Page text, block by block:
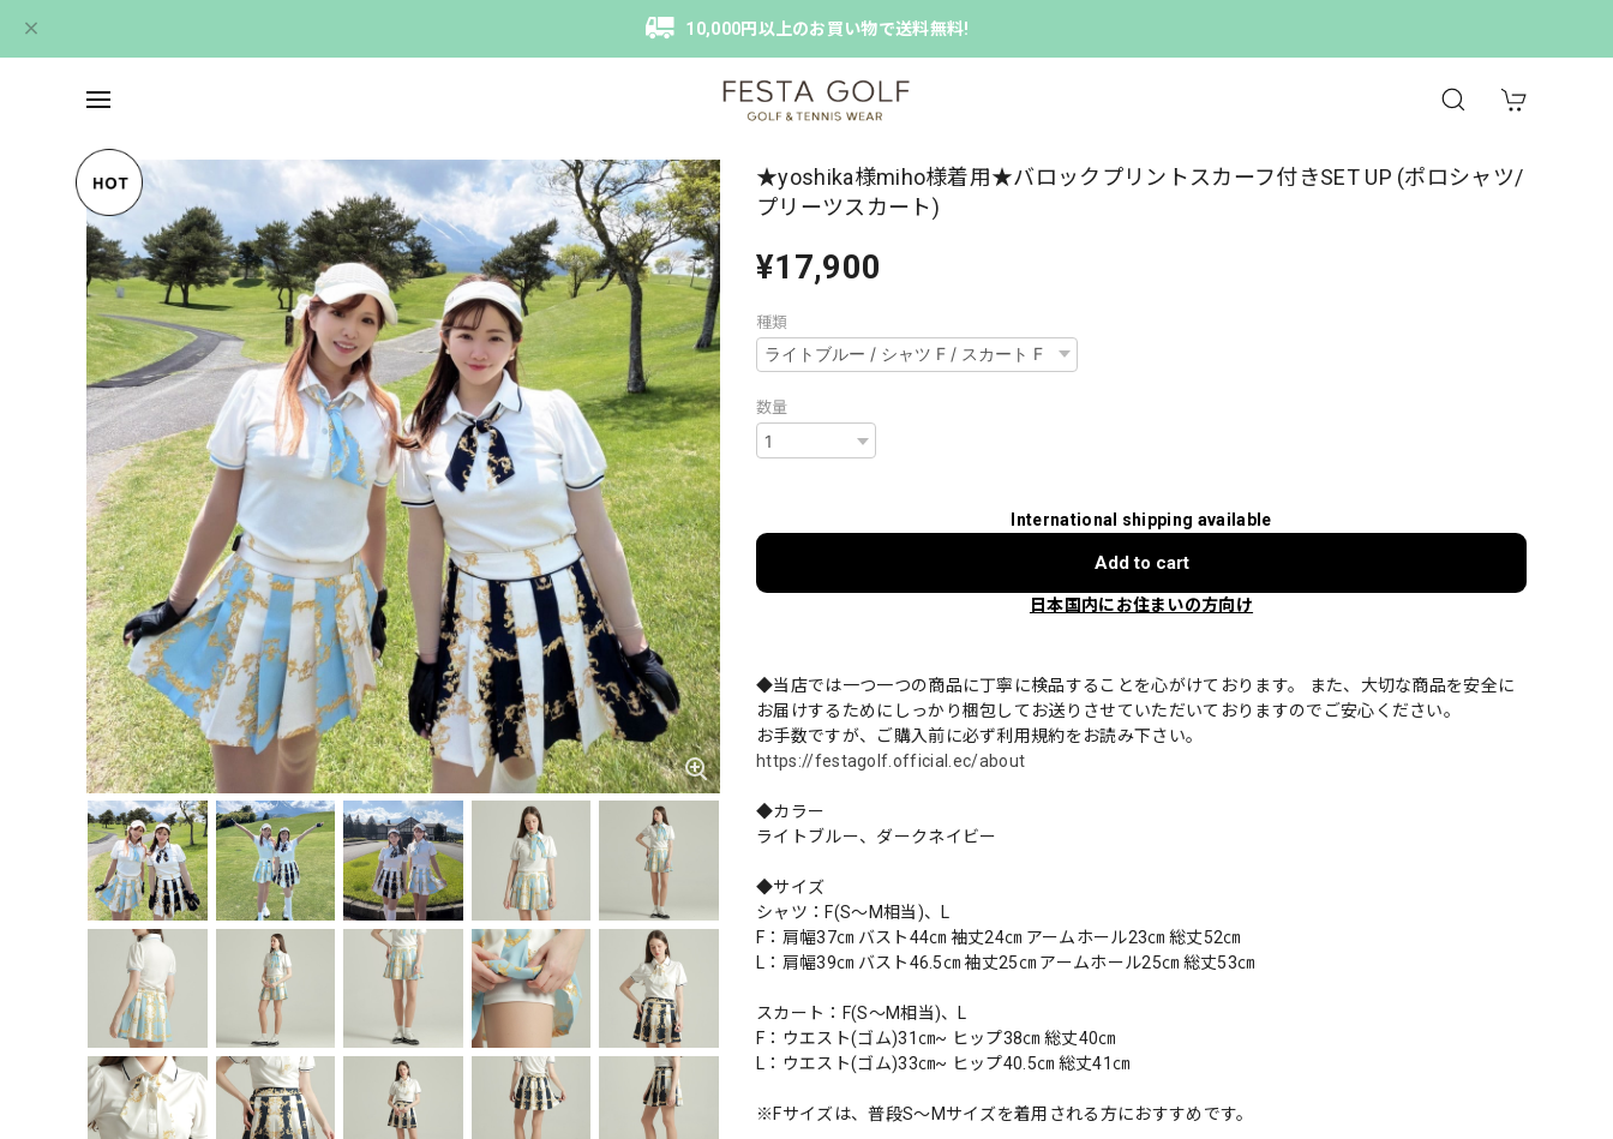
10,000円以上のお買い物で送料無料!
★yoshika様miho様着用★バロックプリントスカーフ付きSET UP (ポロシャツ/
プリーツスカート)
¥17,900
種類
数量
International shipping available
Add to cart
日本国内にお住まいの方向け
◆当店では一つ一つの商品に丁寧に検品することを心がけております。 また、大切な商品を安全に
お届けするためにしっかり梱包してお送りさせていただいておりますのでご安心ください。
お手数ですが、ご購入前に必ず利用規約をお読み下さい。
https://festagolf.official.ec/about
◆カラー
ライトブルー、ダークネイビー
◆サイズ
シャツ：F(S～M相当)、L
F：肩幅37㎝ バスト44㎝ 袖丈24㎝ アームホール23㎝ 総丈52㎝
L：肩幅39㎝ バスト46.5㎝ 袖丈25㎝ アームホール25㎝ 総丈53㎝
スカート：F(S～M相当)、L
F：ウエスト(ゴム)31㎝~ ヒップ38㎝ 総丈40㎝
L：ウエスト(ゴム)33㎝~ ヒップ40.5㎝ 総丈41㎝
※Fサイズは、普段S～Mサイズを着用される方におすすめです。